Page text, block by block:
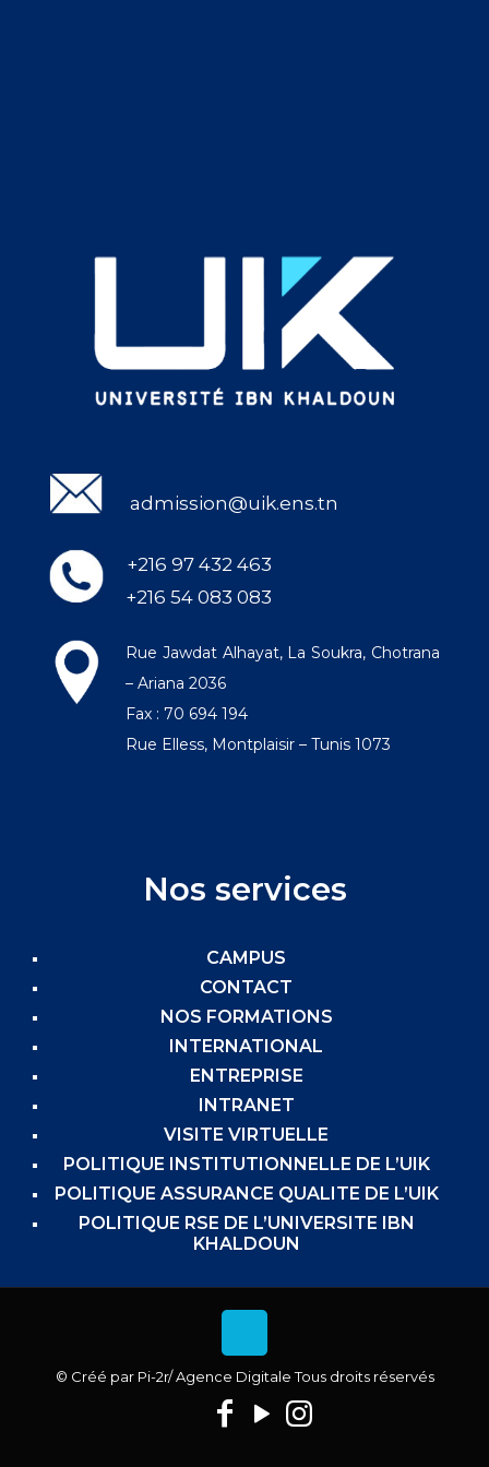
admission@uik.ens.tn
+216 97 432 463
+216 54 083 083
Rue Jawdat Alhayat, La Soukra, Chotrana
– Ariana 2036
Fax : 70 694 194
Rue Elless, Montplaisir – Tunis 1073
Nos services
CAMPUS
CONTACT
NOS FORMATIONS
INTERNATIONAL
ENTREPRISE
INTRANET
VISITE VIRTUELLE
POLITIQUE INSTITUTIONNELLE DE L’UIK
POLITIQUE ASSURANCE QUALITE DE L’UIK
POLITIQUE RSE DE L’UNIVERSITE IBN
KHALDOUN
© Créé par Pi-2r/ Agence Digitale Tous droits réservés